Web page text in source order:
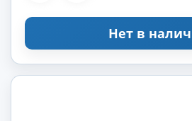
Нет в